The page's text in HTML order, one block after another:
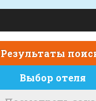
Результаты
Выбор отеля